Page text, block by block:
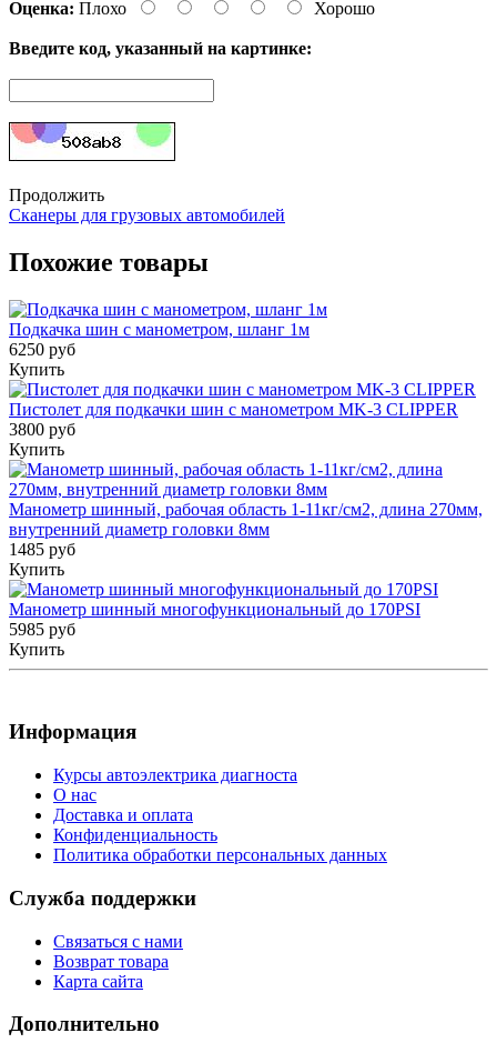
Оценка: Плохо Хорошо
Введите код, указанный на картинке:
Продолжить
Сканеры для грузовых автомобилей
Похожие товары
Подкачка шин с манометром, шланг 1м
6250 руб
Купить
Пистолет для подкачки шин с манометром MK-3 CLIPPER
3800 руб
Купить
Манометр шинный, рабочая область 1-11кг/см2, длина 270мм,
внутренний диаметр головки 8мм
1485 руб
Купить
Манометр шинный многофункциональный до 170PSI
5985 руб
Купить
Информация
Курсы автоэлектрика диагноста
О нас
Доставка и оплата
Конфиденциальность
Политика обработки персональных данных
Служба поддержки
Связаться с нами
Возврат товара
Карта сайта
Дополнительно